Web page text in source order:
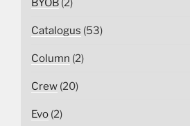
BYOB (2)
Catalogus (53)
Column (2)
Crew (20)
Evo (2)